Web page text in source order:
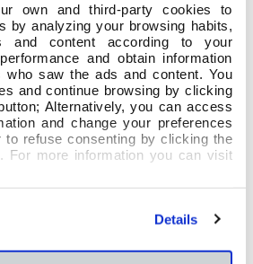
own and third-party cookies to
by analyzing your browsing habits,
and content according to your
and obtain information
who saw the ads and content. You
and continue browsing by clicking
Alternatively, you can access
and change your preferences
to refuse consenting by clicking the
For more information you can visit
Details
disposición toda la
la Convocatoria de Becas ISEP
Unidos) para el curso
web:http://
escuela-